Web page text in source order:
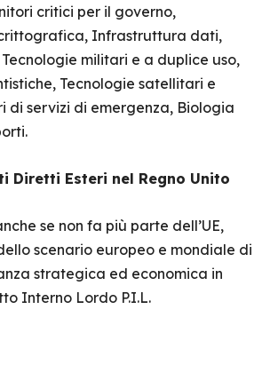
critici per il governo,
Infrastruttura dati,
militari e a duplice uso,
Tecnologie satellitari e
di servizi di emergenza, Biologia
Diretti Esteri nel Regno Unito
se non fa più parte dell’UE,
scenario europeo e mondiale di
strategica ed economica in
Interno Lordo P.I.L.